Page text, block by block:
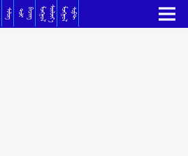
ᠰᠢᠯᠦᠭ ᠲᠣᠯᠢ ᠪᠢᠴᠢᠭ ᠮᠣᠩᠭᠣᠯᠰᠦᠯᠵᠢᠶ᠎ᠡ ᠮᠣᠩᠭᠣᠯᠰᠣᠹᠲ